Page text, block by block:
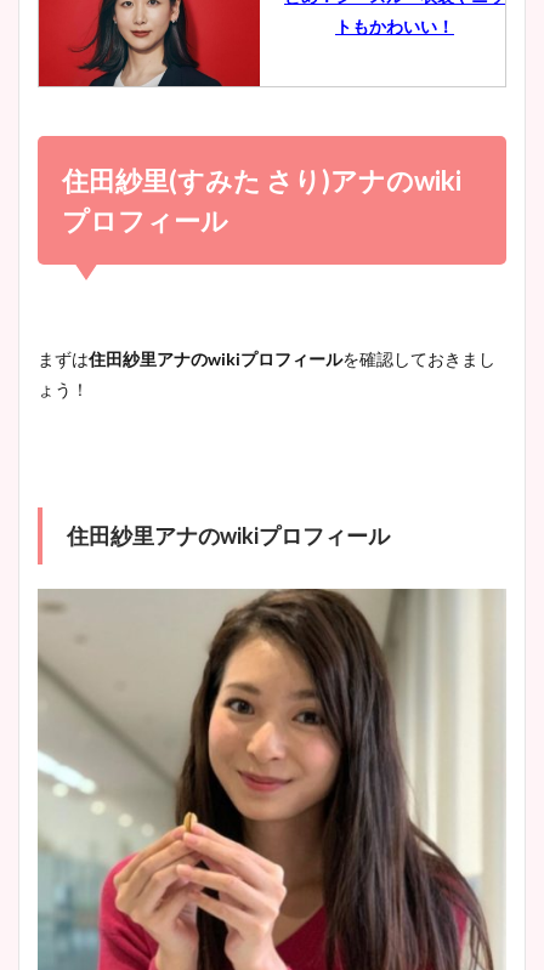
豊島実季アナのカップ画像ま
とめ！美脚や水着姿に年齢も
宇賀神メグアナのニット画像
池谷実悠アナのメガネ画像が
トもかわいい！
小室瑛莉子のカップ画像まと
め！足が美脚でニット衣装も
かわいい！
wikiプロフもチェック！
wikiプロフも！
安藤萌々アナのカップ画像や
ニット衣装まとめ！美足の筋
肉も凄い！
鈴木唯の太ってた時の体重が
ヤバすぎww原因や痩せたダ
イエット方は？昔と現在を画
像比較！
住田紗里(すみた さり)アナのwiki
プロフィール
まずは住田紗里アナのwikiプロフィールを確認しておきまし
ょう！
住田紗里アナのwikiプロフィール